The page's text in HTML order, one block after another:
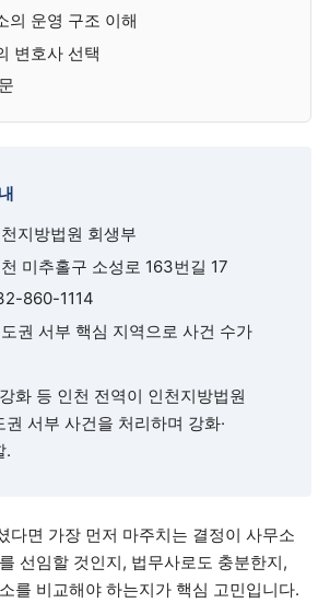
의 운영 구조 이해
변호사 선택
지방법원 회생부
미추홀구 소성로 163번길 17
860-1114
권 서부 핵심 지역으로 사건 수가
강화 등 인천 전역이 인천지방법원
서부 사건을 처리하며 강화·
.
다면 가장 먼저 마주치는 결정이 사무소
선임할 것인지, 법무사로도 충분한지,
를 비교해야 하는지가 핵심 고민입니다.